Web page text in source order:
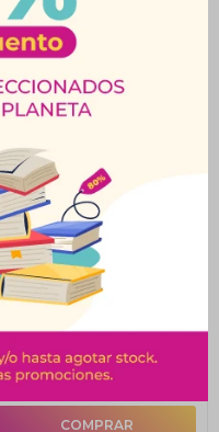
interesar
Vaso Oca 400 Ml X 6
$ 336